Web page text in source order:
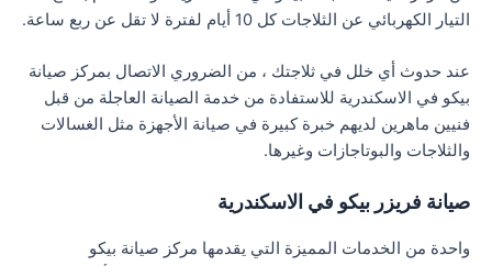
التيار الكهربائي عن الثلاجات كل 10 أيام لفترة لا تقل عن ربع ساعة.
عند حدوث أي خلل في ثلاجتك ، من الضروري الاتصال بمركز صيانة
بيكو في الاسكندرية للاستفادة من خدمة الصيانة العاجلة من قبل
فنيين ماهرين لديهم خبرة كبيرة في صيانة الأجهزة مثل الغسالات
والثلاجات والبوتاجازات وغيرها.
صيانة فريزر بيكو في الاسكندرية
واحدة من الخدمات المميزة التي يقدمها مركز صيانة بيكو